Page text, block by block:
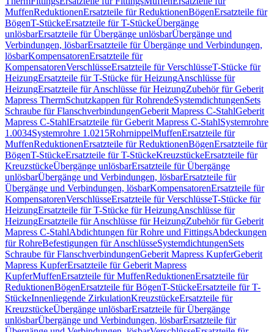
MuffenReduktionenErsatzteile für ReduktionenBögenErsatzteile für
BögenT-StückeErsatzteile für T-StückeÜbergänge
unlösbarErsatzteile für Übergänge unlösbarÜbergänge und
Verbindungen, lösbarErsatzteile für Übergänge und Verbindungen,
lösbarKompensatorenErsatzteile für
KompensatorenVerschlüsseErsatzteile für VerschlüsseT-Stücke für
HeizungErsatzteile für T-Stücke für HeizungAnschlüsse für
HeizungErsatzteile für Anschlüsse für HeizungZubehör für Geberit
Mapress ThermSchutzkappen für RohrendeSystemdichtungenSets
Schraube für FlanschverbindungenGeberit Mapress C-StahlGeberit
Mapress C-StahlErsatzteile für Geberit Mapress C-StahlSystemrohre
1.0034Systemrohre 1.0215RohrnippelMuffenErsatzteile für
MuffenReduktionenErsatzteile für ReduktionenBögenErsatzteile für
BögenT-StückeErsatzteile für T-StückeKreuzstückeErsatzteile für
KreuzstückeÜbergänge unlösbarErsatzteile für Übergänge
unlösbarÜbergänge und Verbindungen, lösbarErsatzteile für
Übergänge und Verbindungen, lösbarKompensatorenErsatzteile für
KompensatorenVerschlüsseErsatzteile für VerschlüsseT-Stücke für
HeizungErsatzteile für T-Stücke für HeizungAnschlüsse für
HeizungErsatzteile für Anschlüsse für HeizungZubehör für Geberit
Mapress C-StahlAbdichtungen für Rohre und FittingsAbdeckungen
für RohreBefestigungen für AnschlüsseSystemdichtungenSets
Schraube für FlanschverbindungenGeberit Mapress KupferGeberit
Mapress KupferErsatzteile für Geberit Mapress
KupferMuffenErsatzteile für MuffenReduktionenErsatzteile für
ReduktionenBögenErsatzteile für BögenT-StückeErsatzteile für T-
StückeInnenliegende ZirkulationKreuzstückeErsatzteile für
KreuzstückeÜbergänge unlösbarErsatzteile für Übergänge
unlösbarÜbergänge und Verbindungen, lösbarErsatzteile für